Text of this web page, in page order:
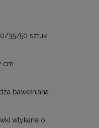
35/50 sztuk
wtykane o